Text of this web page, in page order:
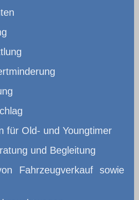
für Old- und Youngtimer
und Begleitung
Fahrzeugverkauf sowie